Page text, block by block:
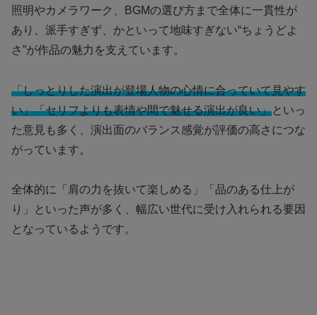
照明やカメラワーク、BGMの選び方まで全体に一貫性が
あり、派手すぎず、かといって地味すぎない“ちょうどよ
さ”が作品の魅力を支えています。
「しっとりした演出が登場人物の心情に合っていて見やす
い」「セリフよりも表情や間で魅せる演出が良い」といっ
た意見も多く、演出面のバランス感覚が評価の高さにつな
がっています。
全体的に「肩の力を抜いて楽しめる」「品のある仕上が
り」といった声が多く、幅広い世代に受け入れられる要因
となっているようです。